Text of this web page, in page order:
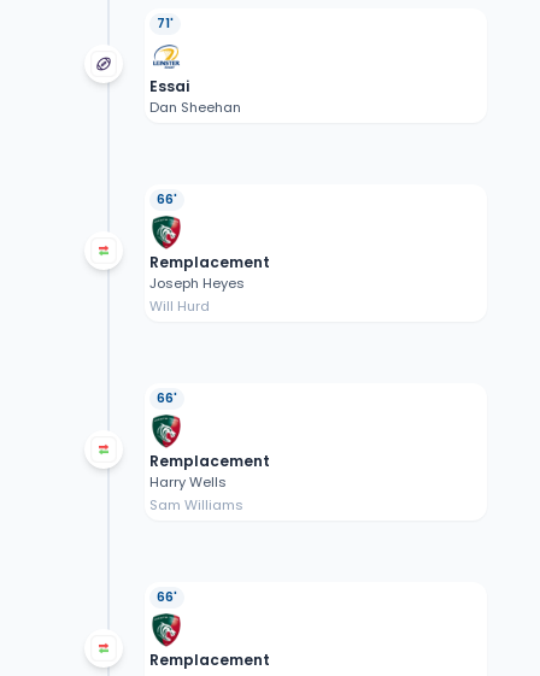
71'
Essai
Dan Sheehan
66'
Remplacement
Joseph Heyes
Will Hurd
66'
Remplacement
Harry Wells
Sam Williams
66'
Remplacement